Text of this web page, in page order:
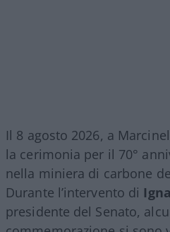
Il 8 agosto 2026, a
la cerimonia per il 70°
nella miniera di carbone
Durante l’intervento di
presidente del Senato,